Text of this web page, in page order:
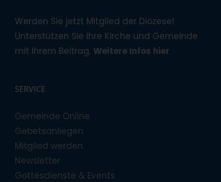
Werden Sie jetzt Mitglied der Diözese!
Unterstützen Sie Ihre Kirche und Gemeinde
mit Ihrem Beitrag. Weitere Infos hier
SERVICE
Gemeinde Online
Gebetsanliegen
Mitglied werden
Newsletter
Gottesdienste & Events